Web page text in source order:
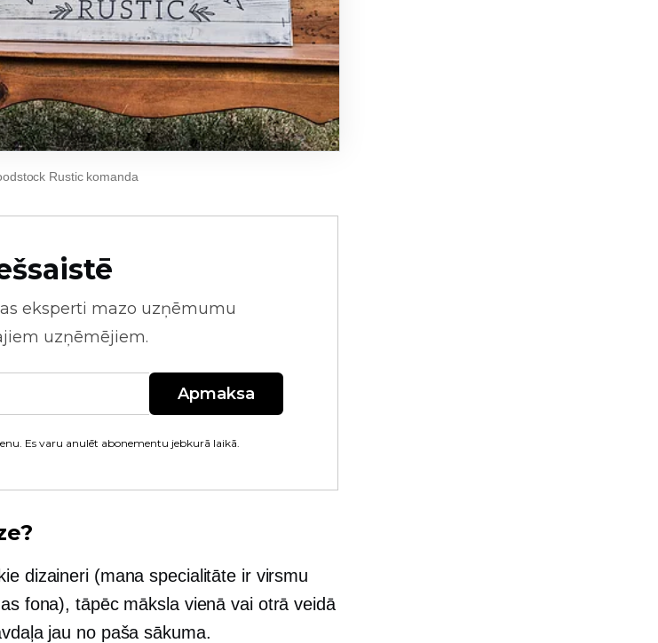
Rustic komanda
eksperti mazo uzņēmumu
uzņēmējiem.
Apmaksa
Es varu anulēt abonementu jebkurā laikā.
dizaineri (mana specialitāte ir virsmu
fona), tāpēc māksla vienā vai otrā veidā
jau no paša sākuma.